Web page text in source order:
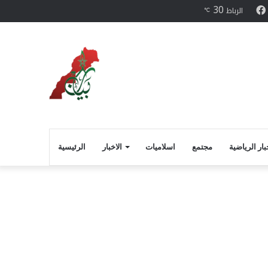
تويتر فيسبوك
الرباط 30
℃
الرئيسية الاخبار اسلاميات مجتمع الرياضية